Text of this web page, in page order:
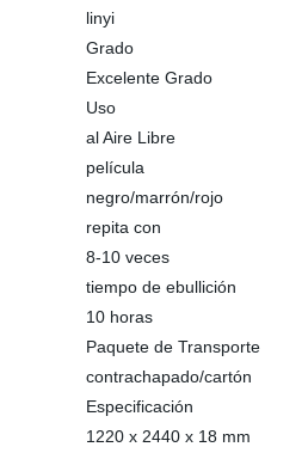
linyi
Grado
Excelente Grado
Uso
al Aire Libre
película
negro/marrón/rojo
repita con
8-10 veces
tiempo de ebullición
10 horas
Paquete de Transporte
contrachapado/cartón
Especificación
1220 x 2440 x 18 mm